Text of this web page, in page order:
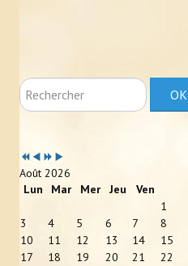
Rechercher OK
Année
précédente
Mois
précédent
Année
suivante
Mois
suivant
Août 2026
Lun
Mar Mer Jeu Ven
1
3
4 5 6 7 8
10
11 12 13 14 15
17
18 19 20 21 22